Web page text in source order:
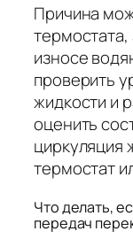
Причина
износе
проверить
жидкости и
оценить
циркуляция
термостат
Что делать,
передач